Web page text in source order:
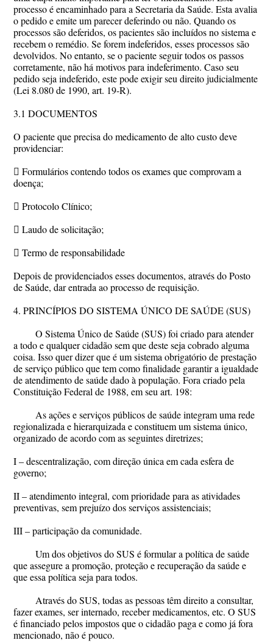
processo é encaminhado para a Secretaria da Saúde. Esta avalia
o pedido e emite um parecer deferindo ou não. Quando os
processos são deferidos, os pacientes são incluídos no sistema e
recebem o remédio. Se forem indeferidos, esses processos são
devolvidos. No entanto, se o paciente seguir todos os passos
corretamente, não há motivos para indeferimento. Caso seu
pedido seja indeferido, este pode exigir seu direito judicialmente
(Lei 8.080 de 1990, art. 19-R).
3.1 DOCUMENTOS
O paciente que precisa do medicamento de alto custo deve
providenciar:
 Formulários contendo todos os exames que comprovam a
doença;
 Protocolo Clínico;
 Laudo de solicitação;
 Termo de responsabilidade
Depois de providenciados esses documentos, através do Posto
de Saúde, dar entrada ao processo de requisição.
4. PRINCÍPIOS DO SISTEMA ÚNICO DE SAÚDE (SUS)
O Sistema Único de Saúde (SUS) foi criado para atender
a todo e qualquer cidadão sem que deste seja cobrado alguma
coisa. Isso quer dizer que é um sistema obrigatório de prestação
de serviço público que tem como finalidade garantir a igualdade
de atendimento de saúde dado à população. Fora criado pela
Constituição Federal de 1988, em seu art. 198:
As ações e serviços públicos de saúde integram uma rede
regionalizada e hierarquizada e constituem um sistema único,
organizado de acordo com as seguintes diretrizes;
I – descentralização, com direção única em cada esfera de
governo;
II – atendimento integral, com prioridade para as atividades
preventivas, sem prejuízo dos serviços assistenciais;
III – participação da comunidade.
Um dos objetivos do SUS é formular a política de saúde
que assegure a promoção, proteção e recuperação da saúde e
que essa política seja para todos.
Através do SUS, todas as pessoas têm direito a consultar,
fazer exames, ser internado, receber medicamentos, etc. O SUS
é financiado pelos impostos que o cidadão paga e como já fora
mencionado, não é pouco.